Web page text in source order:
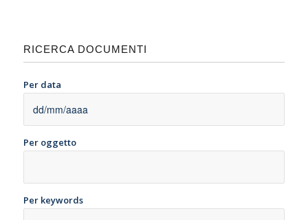
RICERCA DOCUMENTI
Per data
Per oggetto
Per keywords